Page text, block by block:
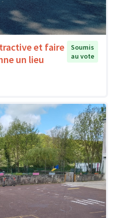
et faire
un lieu
Soumis
au vote